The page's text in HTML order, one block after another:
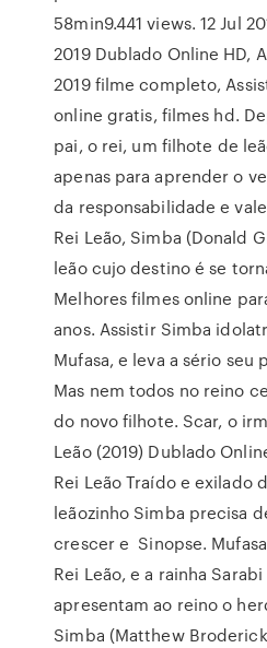
58min9.441 views. 12 Jul
2019 Dublado Online HD,
2019 filme completo,
online gratis, filmes hd.
pai, o rei, um filhote de
apenas para aprender o
da responsabilidade e
Rei Leão, Simba (Donald
leão cujo destino é se
Melhores filmes online
anos. Assistir Simba
Mufasa, e leva a sério
Mas nem todos no reino
do novo filhote. Scar, o
Leão (2019) Dublado
Rei Leão Traído e exilado
leãozinho Simba precisa
crescer e Sinopse.
Rei Leão, e a rainha
apresentam ao reino o
Simba (Matthew